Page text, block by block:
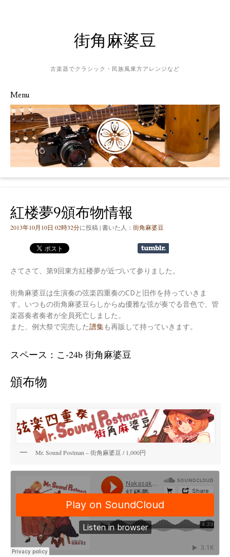
街角麻婆豆
古楽器でクラシック・民族風東方アレンジなど
Menu
Skip to content
紅楼夢9頒布物情報
2013年10月10日 02時32分に投稿 | 書いた人： 街角麻婆豆
さてさて、第9回東方紅楼夢が近づいて参りました。
街角麻婆豆は生演奏の弦楽四重奏のCDと旧作を持っていきま
す。いつもの街角麻婆豆らしからぬ優雅な弦が奏でる音色で、管
楽器奏者奏者が全員死亡しました。
また、例大祭で完売した譜集も再販して持っていきます。
スペース：こ-24b 街角麻婆豆
頒布物
Mr. Sound Postman – 街角麻婆豆 / 1,000円